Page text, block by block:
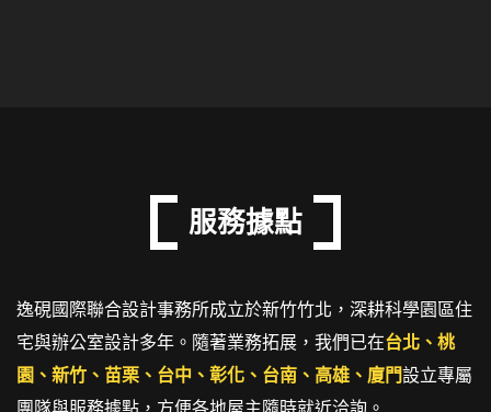
服務據點
逸硯國際聯合設計事務所成立於新竹竹北，深耕科學園區住
宅與辦公室設計多年。隨著業務拓展，我們已在台北、桃
園、新竹、苗栗、台中、彰化、台南、高雄、廈門設立專屬
團隊與服務據點，方便各地屋主隨時就近洽詢。